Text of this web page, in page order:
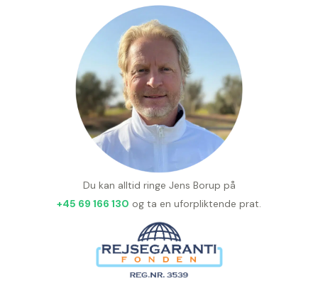
Du kan alltid ringe Jens Borup på
+45 69 166 130 og ta en uforpliktende prat.